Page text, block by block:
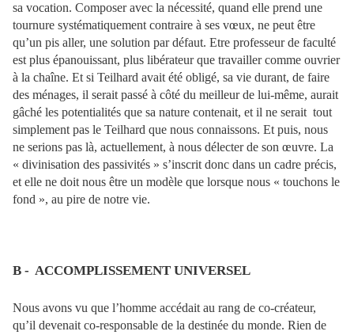
sa vocation. Composer avec la nécessité, quand elle prend une
tournure systématiquement contraire à ses vœux, ne peut être
qu’un pis aller, une solution par défaut. Etre professeur de faculté
est plus épanouissant, plus libérateur que travailler comme ouvrier
à la chaîne. Et si Teilhard avait été obligé, sa vie durant, de faire
des ménages, il serait passé à côté du meilleur de lui-même, aurait
gâché les potentialités que sa nature contenait, et il ne serait tout
simplement pas le Teilhard que nous connaissons. Et puis, nous
ne serions pas là, actuellement, à nous délecter de son œuvre. La
« divinisation des passivités » s’inscrit donc dans un cadre précis,
et elle ne doit nous être un modèle que lorsque nous « touchons le
fond », au pire de notre vie.
B - ACCOMPLISSEMENT UNIVERSEL
Nous avons vu que l’homme accédait au rang de co-créateur,
qu’il devenait co-responsable de la destinée du monde. Rien de